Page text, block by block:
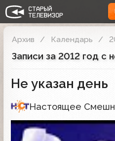
Архив Календарь
Записи за 2012 год с
Не указан день
Настоящее
Заставка